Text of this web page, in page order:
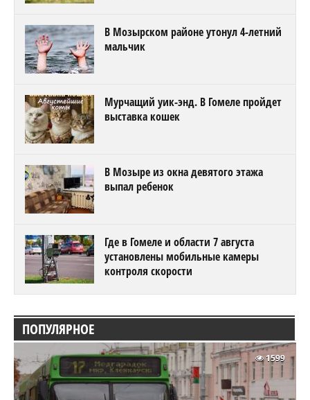
В Мозырском районе утонул 4-летний
мальчик
Мурчащий уик-энд. В Гомеле пройдет
выставка кошек
В Мозыре из окна девятого этажа
выпал ребенок
Где в Гомеле и области 7 августа
установлены мобильные камеры
контроля скорости
ПОПУЛЯРНОЕ
1599